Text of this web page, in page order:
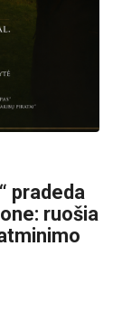
pradeda
ruošia